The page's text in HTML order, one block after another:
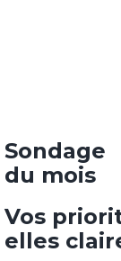
Sondage
du mois
Vos
elles